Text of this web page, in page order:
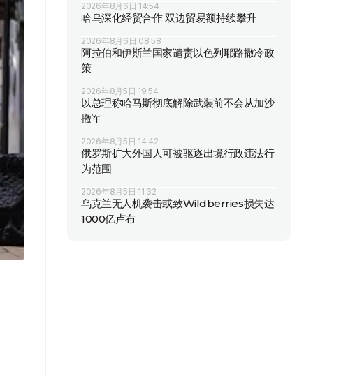
2026年8月6日 14:54
哈乌深化经贸合作 双边贸易额持续攀升
2026年8月6日 08:58
阿拉伯和伊斯兰国家谴责以色列耶路撒冷政
策
2026年8月5日 19:54
以总理称哈马斯彻底解除武装前不会从加沙
撤军
2026年8月5日 14:42
俄罗斯扩大外国人可被驱逐出境行政违法行
为范围
2026年8月5日 11:32
乌克兰无人机袭击或致Wildberries损失达
1000亿卢布